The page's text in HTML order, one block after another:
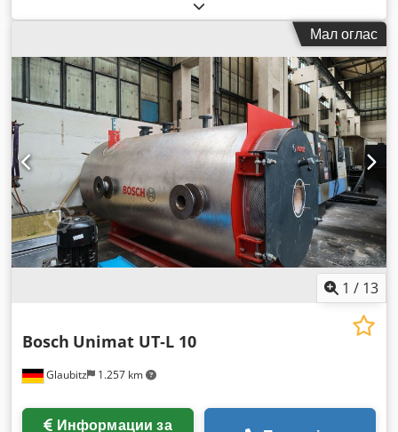
Мал оглас
1 / 13
Glaubitz 1.257 km
Bosch Unimat UT‑L 10